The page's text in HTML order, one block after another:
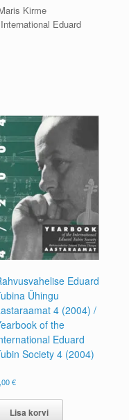
Kirme
Eduard
Eduard
Ühingu
4 (2004) /
of the
Eduard
Society 4 (2004)
€
Lisa korvi